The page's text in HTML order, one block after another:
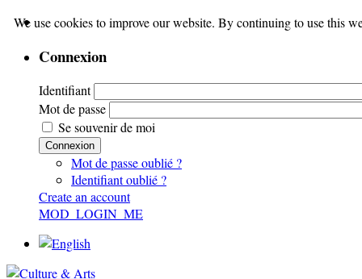
Connexion
Identifiant
Mot de passe
Se souvenir de moi
Connexion
Mot de passe oublié ?
Identifiant oublié ?
Create an account
MOD_LOGIN_ME
We use cookies to improve our website. By continuing to use this